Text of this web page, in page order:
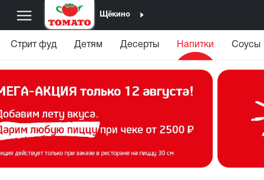
Щёкино
Стрит фуд Детям Десерты Напитки Соусы